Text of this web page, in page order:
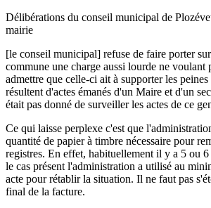
Délibérations du conseil municipal de
mairie
[le conseil municipal] refuse de faire porter
commune une charge aussi lourde ne voulant
admettre que celle-ci ait à supporter les
résultent d'actes émanés d'un Maire et d'un
était pas donné de surveiller les actes de ce
Ce qui laisse perplexe c'est que
quantité de papier à timbre nécessaire pour
registres. En effet, habituellement il y a 5 ou 6
le cas présent l'administration a utilisé au
acte pour rétablir la situation. Il ne faut pas
final de la facture.